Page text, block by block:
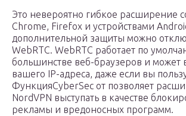
Это невероятно гибкое расширение
Chrome, Firefox и устройствами
дополнительной защиты можно
WebRTC. WebRTC работает по
большинстве веб-браузеров и может
вашего IP-адреса, даже если вы
ФункцияCyberSec от позволяет
NordVPN выступать в качестве
рекламы и вредоносных программ.